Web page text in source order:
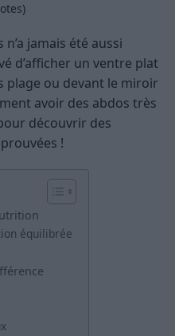
jamais été aussi
d’afficher un ventre plat
plage ou devant le miroir
avoir des abdos très
découvrir des
!
équilibrée